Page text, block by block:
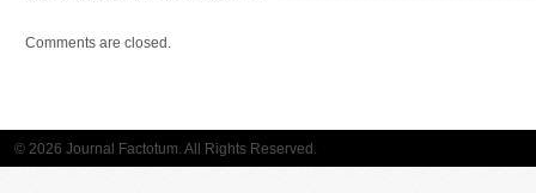
Comments are closed.
© 2026 Journal Factotum. All Rights Reserved.